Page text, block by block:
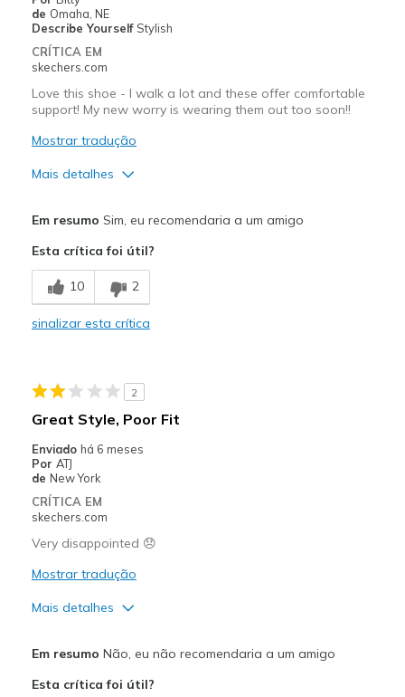
de Omaha, NE
Describe Yourself Stylish
CRÍTICA EM
skechers.com
Love this shoe - I walk a lot and these offer comfortable
support! My new worry is wearing them out too soon!!
Mostrar tradução
Mais detalhes
Comfortable
Stylish
Travel
Width
Sizing
View On Shoes
Em resumo Sim, eu recomendaria a um amigo
Esta crítica foi útil?
10 2
sinalizar esta crítica
2
Great Style, Poor Fit
Enviado há 6 meses
Por ATJ
de New York
CRÍTICA EM
skechers.com
Very disappointed 😞
Mostrar tradução
Mais detalhes
Em resumo Não, eu não recomendaria a um amigo
Esta crítica foi útil?